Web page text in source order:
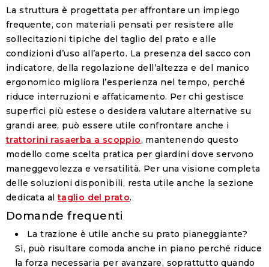
La struttura è progettata per affrontare un impiego
frequente, con materiali pensati per resistere alle
sollecitazioni tipiche del taglio del prato e alle
condizioni d’uso all’aperto. La presenza del sacco con
indicatore, della regolazione dell’altezza e del manico
ergonomico migliora l’esperienza nel tempo, perché
riduce interruzioni e affaticamento. Per chi gestisce
superfici più estese o desidera valutare alternative su
grandi aree, può essere utile confrontare anche i
trattorini rasaerba a scoppio, mantenendo questo
modello come scelta pratica per giardini dove servono
maneggevolezza e versatilità. Per una visione completa
delle soluzioni disponibili, resta utile anche la sezione
dedicata altaglio del prato.
Domande frequenti
La trazione è utile anche su prato pianeggiante?
Sì, può risultare comoda anche in piano perché riduce
la forza necessaria per avanzare, soprattutto quando